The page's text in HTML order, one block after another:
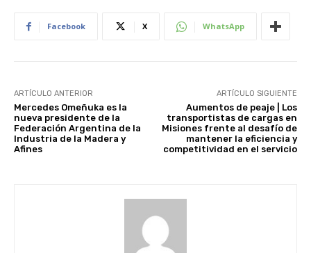
Facebook X WhatsApp
ARTÍCULO ANTERIOR
Mercedes Omeñuka es la
nueva presidente de la
Federación Argentina de la
Industria de la Madera y
Afines
ARTÍCULO SIGUIENTE
Aumentos de peaje | Los
transportistas de cargas en
Misiones frente al desafío de
mantener la eficiencia y
competitividad en el servicio